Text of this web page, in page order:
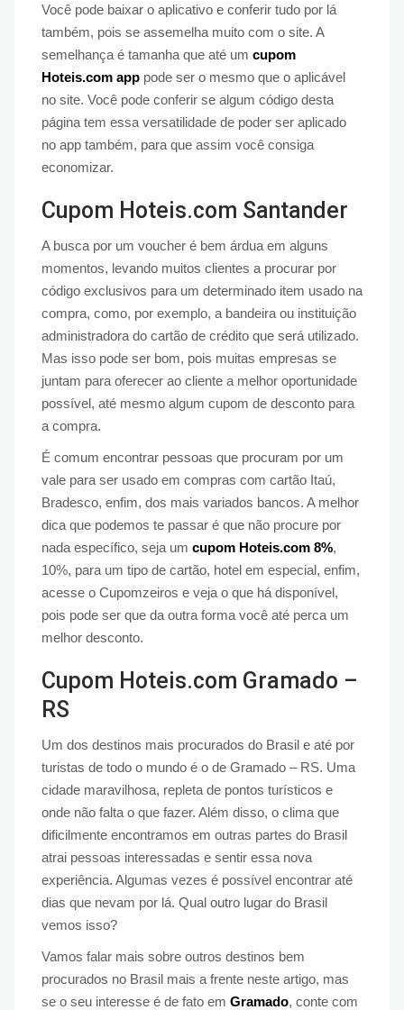
Você pode baixar o aplicativo e conferir tudo por lá
também, pois se assemelha muito com o site. A
semelhança é tamanha que até um cupom
Hoteis.com app pode ser o mesmo que o aplicável
no site. Você pode conferir se algum código desta
página tem essa versatilidade de poder ser aplicado
no app também, para que assim você consiga
economizar.
Cupom Hoteis.com Santander
A busca por um voucher é bem árdua em alguns
momentos, levando muitos clientes a procurar por
código exclusivos para um determinado item usado na
compra, como, por exemplo, a bandeira ou instituição
administradora do cartão de crédito que será utilizado.
Mas isso pode ser bom, pois muitas empresas se
juntam para oferecer ao cliente a melhor oportunidade
possível, até mesmo algum cupom de desconto para
a compra.
É comum encontrar pessoas que procuram por um
vale para ser usado em compras com cartão Itaú,
Bradesco, enfim, dos mais variados bancos. A melhor
dica que podemos te passar é que não procure por
nada específico, seja um cupom Hoteis.com 8%,
10%, para um tipo de cartão, hotel em especial, enfim,
acesse o Cupomzeiros e veja o que há disponível,
pois pode ser que da outra forma você até perca um
melhor desconto.
Cupom Hoteis.com Gramado –
RS
Um dos destinos mais procurados do Brasil e até por
turistas de todo o mundo é o de Gramado – RS. Uma
cidade maravilhosa, repleta de pontos turísticos e
onde não falta o que fazer. Além disso, o clima que
dificilmente encontramos em outras partes do Brasil
atrai pessoas interessadas e sentir essa nova
experiência. Algumas vezes é possível encontrar até
dias que nevam por lá. Qual outro lugar do Brasil
vemos isso?
Vamos falar mais sobre outros destinos bem
procurados no Brasil mais a frente neste artigo, mas
se o seu interesse é de fato em Gramado, conte com